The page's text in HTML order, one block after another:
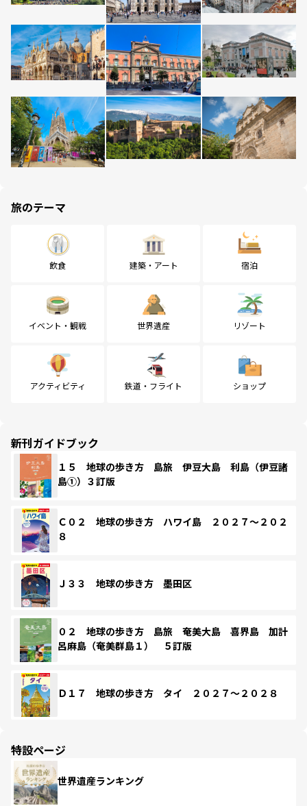
旅のテーマ
飲食 建築・アート 宿泊
イベント・観戦 世界遺産 リゾート
アクティビティ 鉄道・フライト ショップ
新刊ガイドブック
１５ 地球の歩き方 島旅 伊豆大島 利島（伊豆諸
島①）３訂版
Ｃ０２ 地球の歩き方 ハワイ島 ２０２７～２０２
８
Ｊ３３ 地球の歩き方 墨田区
０２ 地球の歩き方 島旅 奄美大島 喜界島 加計
呂麻島（奄美群島１） ５訂版
Ｄ１７ 地球の歩き方 タイ ２０２７～２０２８
特設ページ
世界遺産ランキング